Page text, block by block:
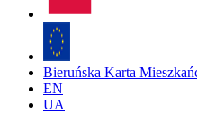
Bieruńska Karta
EN
UA